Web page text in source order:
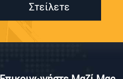
Στείλετε